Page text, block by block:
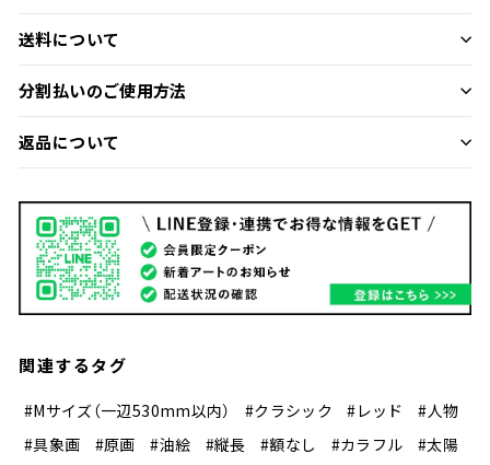
送料について
分割払いのご使用方法
返品について
関連するタグ
#Mサイズ（一辺530mm以内） #クラシック #レッド
#人物
#具象画
#原画 #油絵 #縦長 #額なし #カラフル
#太陽